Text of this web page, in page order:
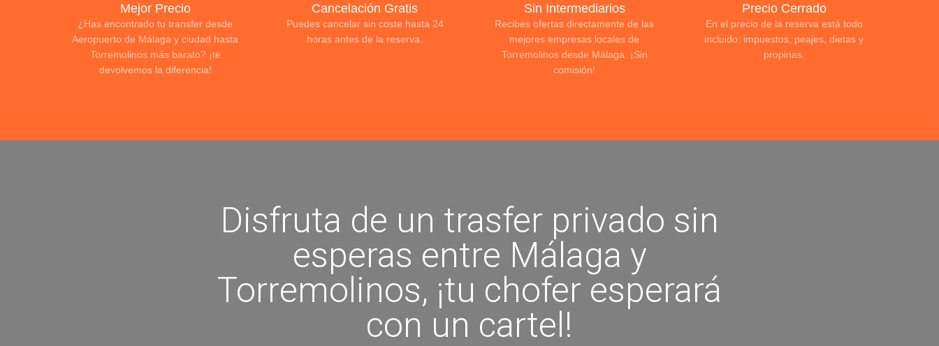
Mejor Precio
¿Has encontrado tu transfer desde
Aeropuerto de Málaga y ciudad hasta
Torremolinos más barato? ¡te
devolvemos la diferencia!
Cancelación Gratis
Puedes cancelar sin coste hasta 24
horas antes de la reserva.
Sin Intermediarios
Recibes ofertas directamente de las
mejores empresas locales de
Torremolinos desde Málaga. ¡Sin
comisión!
Precio Cerrado
En el precio de la reserva está todo
incluido: impuestos, peajes, dietas y
propinas.
Disfruta de un trasfer privado sin
esperas entre Málaga y
Torremolinos, ¡tu chofer esperará
con un cartel!